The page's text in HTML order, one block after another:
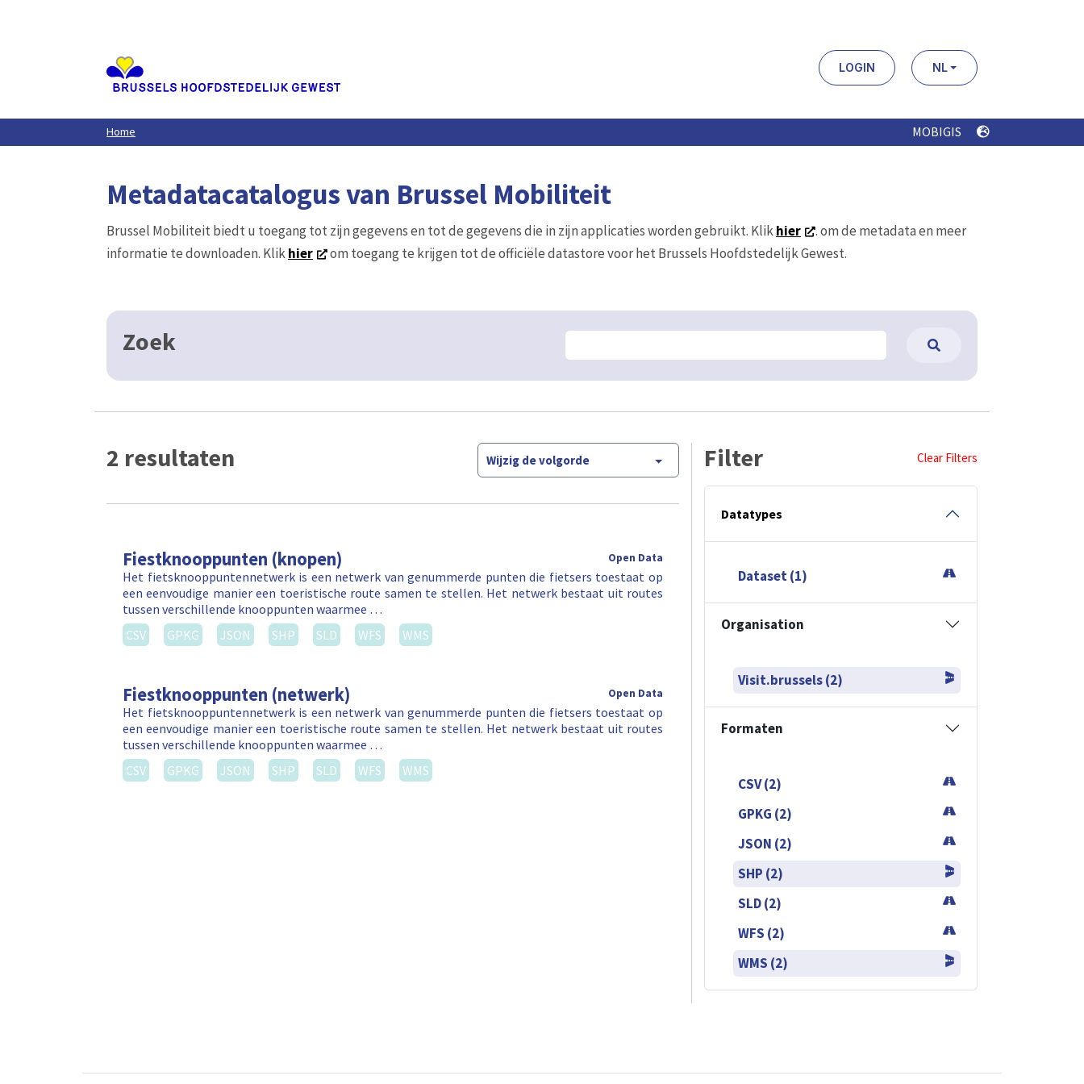
LOGIN NL
Home MOBIGIS
Metadatacatalogus van Brussel Mobiliteit
Brussel Mobiliteit biedt u toegang tot zijn gegevens en tot de gegevens die in zijn applicaties worden gebruikt. Klikhier
. om de metadata en meer
informatie te downloaden. Klikhier om toegang te krijgen tot de officiële datastore voor het Brussels Hoofdstedelijk Gewest.
Zoek
2 resultaten Wijzig de volgorde
Fiestknooppunten (knopen) Open Data
Het fietsknooppuntennetwerk is een netwerk van genummerde punten die fietsers toestaat op
een eenvoudige manier een toeristische route samen te stellen. Het netwerk bestaat uit routes
tussen verschillende knooppunten waarmee …
CSV
GPKG JSON SHP SLD WFS WMS
Fiestknooppunten (netwerk) Open Data
Het fietsknooppuntennetwerk is een netwerk van genummerde punten die fietsers toestaat op
een eenvoudige manier een toeristische route samen te stellen. Het netwerk bestaat uit routes
tussen verschillende knooppunten waarmee …
CSV
GPKG JSON SHP SLD WFS WMS
Filter Clear Filters
Datatypes
Dataset (1)
Organisation
Visit.brussels (2)
Formaten
CSV (2)
GPKG (2)
JSON (2)
SHP (2)
SLD (2)
WFS (2)
WMS (2)